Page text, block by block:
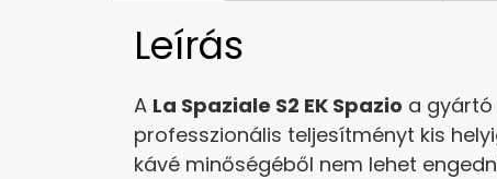
Leírás
A La Spaziale S2 EK Spazio a gyártó
professzionális teljesítményt kis
kávé minőségéből nem lehet